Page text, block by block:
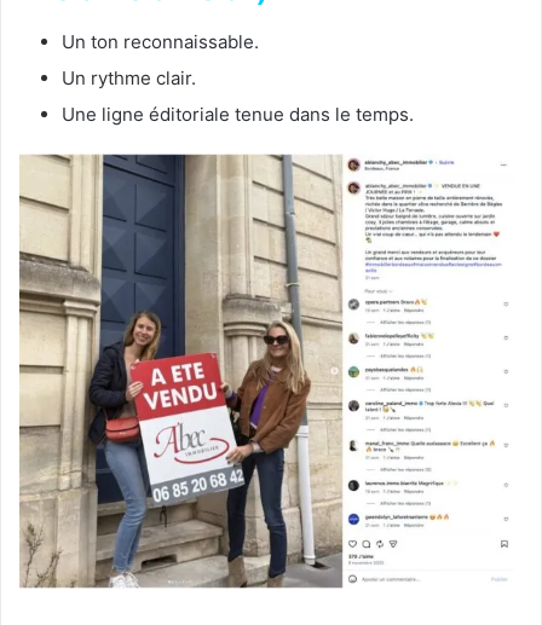
Un ton reconnaissable.
Un rythme clair.
Une ligne éditoriale tenue dans le temps.